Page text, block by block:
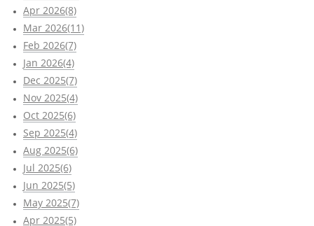
Apr 2026(8)
Mar 2026(11)
Feb 2026(7)
Jan 2026(4)
Dec 2025(7)
Nov 2025(4)
Oct 2025(6)
Sep 2025(4)
Aug 2025(6)
Jul 2025(6)
Jun 2025(5)
May 2025(7)
Apr 2025(5)